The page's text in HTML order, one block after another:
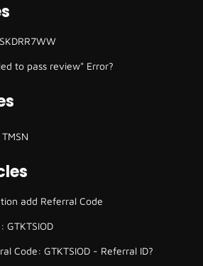
to pass review" Error?
add Referral Code
GTKTSIOD
Code: GTKTSIOD - Referral ID?